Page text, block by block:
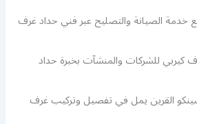
الصيانة والتصليح عبر فني حداد غرف
كيربي للشركات والمنشآت بخبرة حداد
القرين يمل في تفصيل وتركيب غرف